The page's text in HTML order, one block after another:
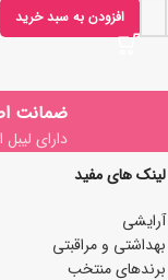
افزودن به سبد خرید
ضمانت
دارای لیبل
لینک های مفید
آرایشی
بھداشتی و مراقبتی
برندهای منتخب